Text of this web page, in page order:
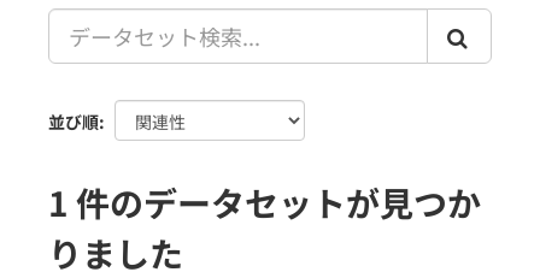
並び順
1 件のデータセットが見つか
りました